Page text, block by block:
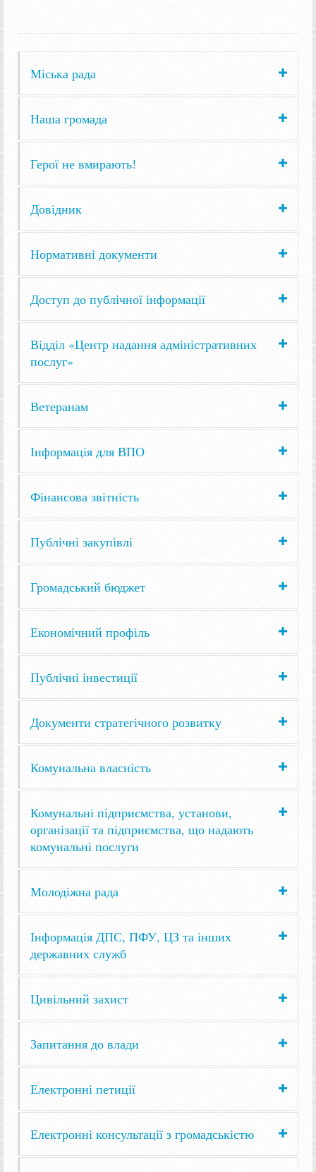
Міська рада
Наша громада
Герої не вмирають!
Довідник
Нормативні документи
Доступ до публічної інформації
Відділ «Центр надання адміністративних
послуг»
Ветеранам
Інформація для ВПО
Фінансова звітність
Публічні закупівлі
Громадський бюджет
Економічний профіль
Публічні інвестиції
Документи стратегічного розвитку
Комунальна власність
Комунальні підприємства, установи,
організації та підприємства, що надають
комунальні послуги
Молодіжна рада
Інформація ДПС, ПФУ, ЦЗ та інших
державних служб
Цивільний захист
Запитання до влади
Електронні петиції
Електронні консультації з громадськістю